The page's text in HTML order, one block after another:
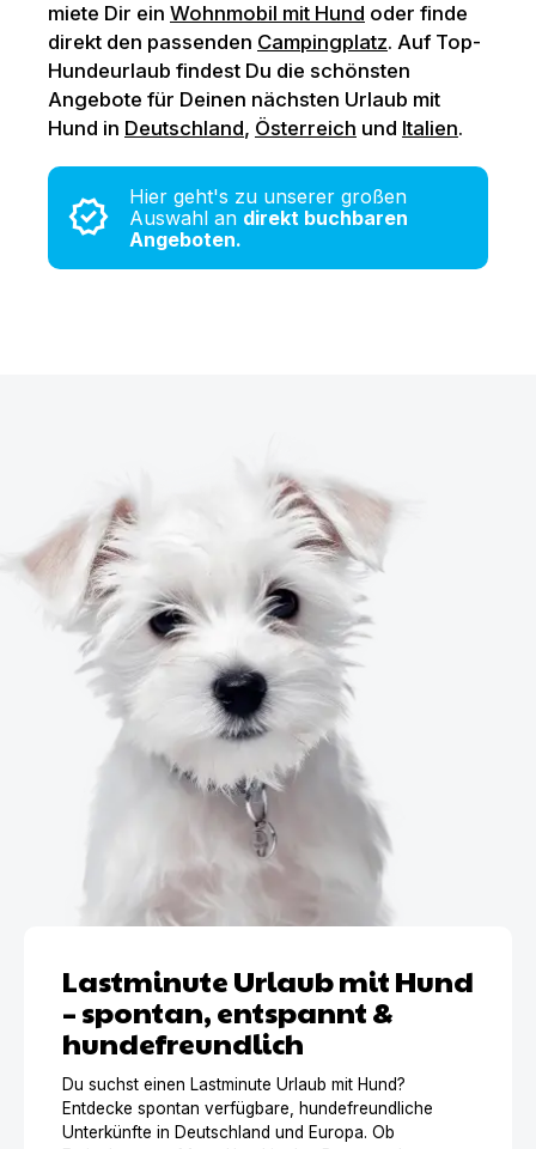
miete Dir ein Wohnmobil mit Hund oder finde
direkt den passenden Campingplatz. Auf Top-
Hundeurlaub findest Du die schönsten
Angebote für Deinen nächsten Urlaub mit
Hund in Deutschland, Österreich und Italien.
Urlaub mit Hund
verified
Hier geht's zu unserer großen
Auswahl an direkt buchbaren
Angeboten.
Lastminute Urlaub mit Hund
– spontan, entspannt &
hundefreundlich
Du suchst einen Lastminute Urlaub mit Hund?
Entdecke spontan verfügbare, hundefreundliche
Unterkünfte in Deutschland und Europa. Ob